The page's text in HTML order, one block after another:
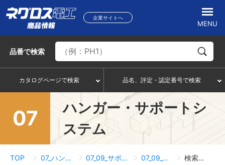
企業サイトへ
MENU
品番で検索
カタログページで検索 品名、評定・認定番号で検索
07
ハンガー・サポートシ
ステム
TOP 07_ハンガー・サポートシステム 07_09_サポートシステム・ネグストラット 07_09_05_チャンネルサポート 検索結果一覧